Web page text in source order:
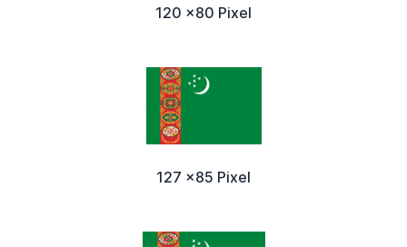
120 x80 Pixel
127 x85 Pixel